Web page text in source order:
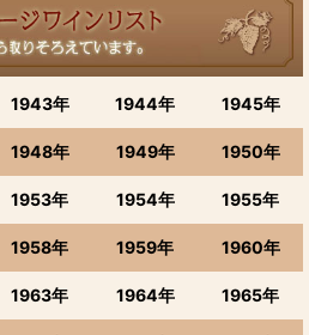
1943年 1944年 1945年
1948年 1949年 1950年
1953年 1954年 1955年
1958年 1959年 1960年
1963年 1964年 1965年